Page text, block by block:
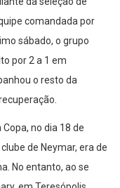
comandada por
sábado, o grupo
por 2 a 1 em
o resto da
no dia 18 de
de Neymar, era de
No entanto, ao se